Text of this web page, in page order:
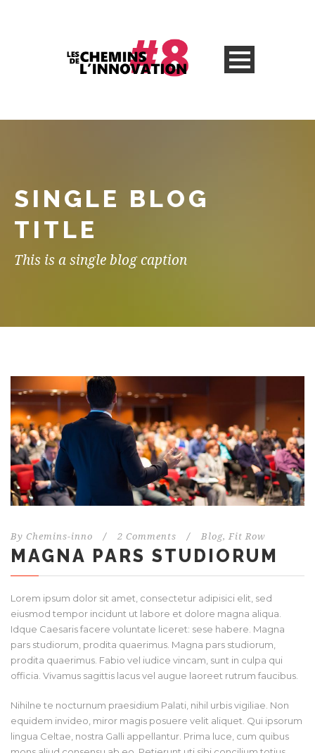
SINGLE BLOG
TITLE
This is a single blog caption
By Chemins-inno / 2 Comments / Blog, Fit Row
MAGNA PARS STUDIORUM
Lorem ipsum dolor sit amet, consectetur adipisici elit, sed
eiusmod tempor incidunt ut labore et dolore magna aliqua.
Idque Caesaris facere voluntate liceret: sese habere. Magna
pars studiorum, prodita quaerimus. Magna pars studiorum,
prodita quaerimus. Fabio vel iudice vincam, sunt in culpa qui
officia. Vivamus sagittis lacus vel augue laoreet rutrum faucibus.
Nihilne te nocturnum praesidium Palati, nihil urbis vigiliae. Non
equidem invideo, miror magis posuere velit aliquet. Qui ipsorum
lingua Celtae, nostra Galli appellantur. Prima luce, cum quibus